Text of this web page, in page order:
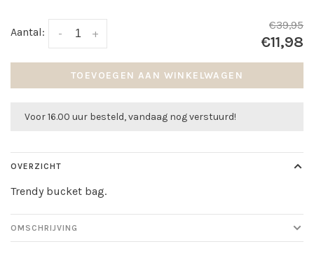
Aantal: +
-
€39,95
€11,98
TOEVOEGEN AAN WINKELWAGEN
Voor 16.00 uur besteld, vandaag nog verstuurd!
OVERZICHT
Trendy bucket bag.
OMSCHRIJVING